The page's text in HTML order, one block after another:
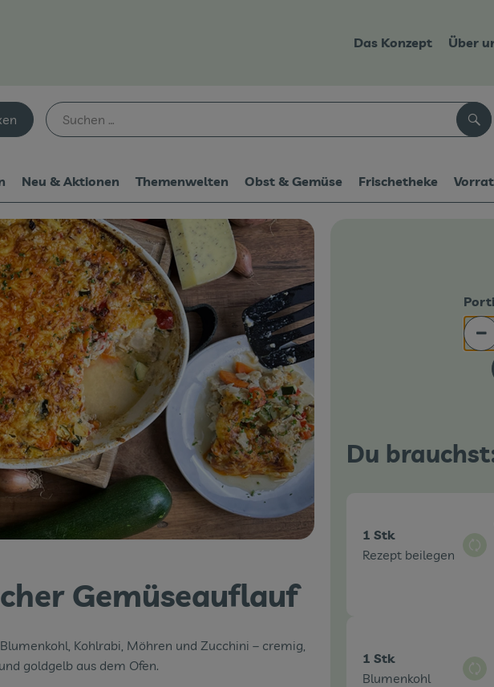
Das Konzept Über
Neu & Aktionen Themenwelten Obst & Gemüse Frischetheke
Gemüseauflauf
Kohlrabi, Möhren und Zucchini – cremig,
goldgelb aus dem Ofen.
Du
1 Stk
Rezept beilegen
1 Stk
Blumenkohl